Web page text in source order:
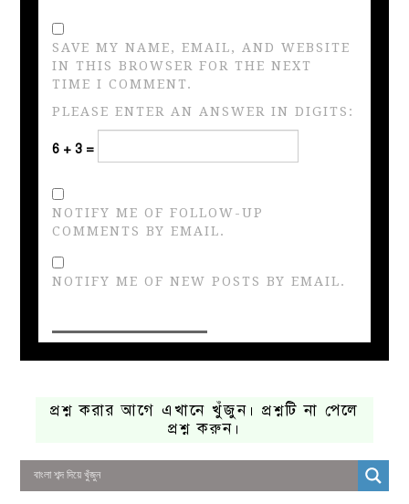
SAVE MY NAME, EMAIL, AND WEBSITE
IN THIS BROWSER FOR THE NEXT
TIME I COMMENT.
PLEASE ENTER AN ANSWER IN DIGITS:
6 + 3 =
NOTIFY ME OF FOLLOW-UP
COMMENTS BY EMAIL.
NOTIFY ME OF NEW POSTS BY EMAIL.
প্রশ্ন করার আগে এখানে খুঁজুন। প্রশ্নটি না পেলে
প্রশ্ন করুন।